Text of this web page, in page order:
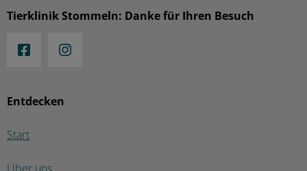
Entdecken
Start
Tierklinik Stommeln: Danke für Ihren Besuch